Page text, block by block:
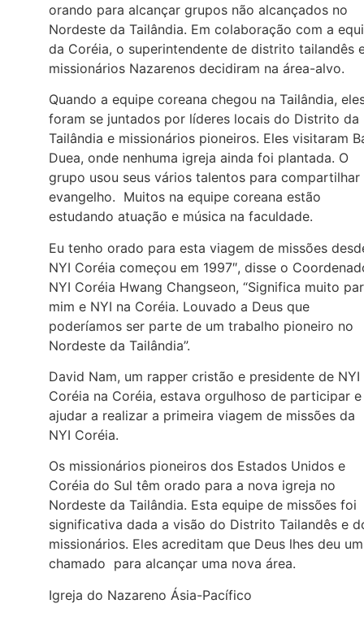
orando para alcançar grupos não alcançados no
Nordeste da Tailândia. Em colaboração com a
da Coréia, o superintendente de distrito tailandês
missionários Nazarenos decidiram na área-alvo.
Quando a equipe coreana chegou na Tailândia,
foram se juntados por líderes locais do Distrito da
Tailândia e missionários pioneiros. Eles visitaram
Duea, onde nenhuma igreja ainda foi plantada. O
grupo usou seus vários talentos para compartilhar
evangelho. Muitos na equipe coreana estão
estudando atuação e música na faculdade.
Eu tenho orado para esta viagem de missões
NYI Coréia começou em 1997″, disse o
NYI Coréia Hwang Changseon, “Significa muito
mim e NYI na Coréia. Louvado a Deus que
poderíamos ser parte de um trabalho pioneiro no
Nordeste da Tailândia”.
David Nam, um rapper cristão e presidente de NYI
Coréia na Coréia, estava orgulhoso de participar e
ajudar a realizar a primeira viagem de missões da
NYI Coréia.
Os missionários pioneiros dos Estados Unidos e
Coréia do Sul têm orado para a nova igreja no
Nordeste da Tailândia. Esta equipe de missões foi
significativa dada a visão do Distrito Tailandês e
missionários. Eles acreditam que Deus lhes deu um
chamado para alcançar uma nova área.
Igreja do Nazareno Ásia-Pacífico